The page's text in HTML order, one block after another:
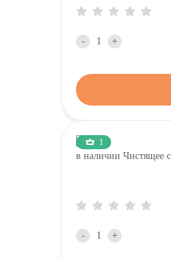
- +
1
в наличии
- +